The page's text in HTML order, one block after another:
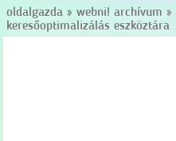
oldalgazda » webni! archívum »
keresőoptimalizálás eszköztára